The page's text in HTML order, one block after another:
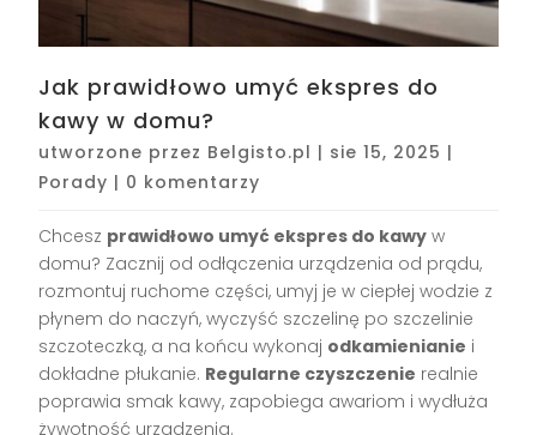
Jak prawidłowo umyć ekspres do
kawy w domu?
utworzone przez Belgisto.pl | sie 15, 2025 |
Porady | 0 komentarzy
Chcesz prawidłowo umyć ekspres do kawy w
domu? Zacznij od odłączenia urządzenia od prądu,
rozmontuj ruchome części, umyj je w ciepłej wodzie z
płynem do naczyń, wyczyść szczelinę po szczelinie
szczoteczką, a na końcu wykonaj odkamienianie i
dokładne płukanie. Regularne czyszczenie realnie
poprawia smak kawy, zapobiega awariom i wydłuża
żywotność urządzenia.